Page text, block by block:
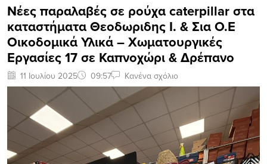
Νέες παραλαβές σε ρούχα caterpillar στα
καταστήματα Θεοδωριδης Ι. & Σια O.E
Οικοδομικά Υλικά – Χωματουργικές
Εργασίες 17 σε Καπνοχώρι & Δρέπανο
11 Ιουλίου 2025 09:57 Κανένα σχόλιο